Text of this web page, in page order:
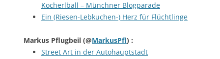
Kocherlball – Münchner Blogparade
Ein (Riesen-Lebkuchen-) Herz für Flüchtlinge
Markus Pflugbeil (@MarkusPfl) :
Street Art in der Autohauptstadt